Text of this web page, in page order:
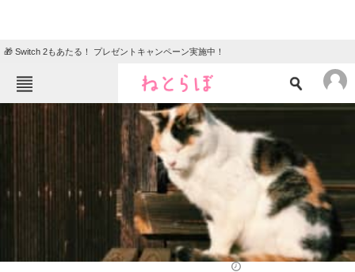
🎁 Switch 2もあたる！ プレゼントキャンペーン実施中！
ねとらぼメニュー
ニュース
クイズ
グルメ 地域
教育・育児
リサーチ